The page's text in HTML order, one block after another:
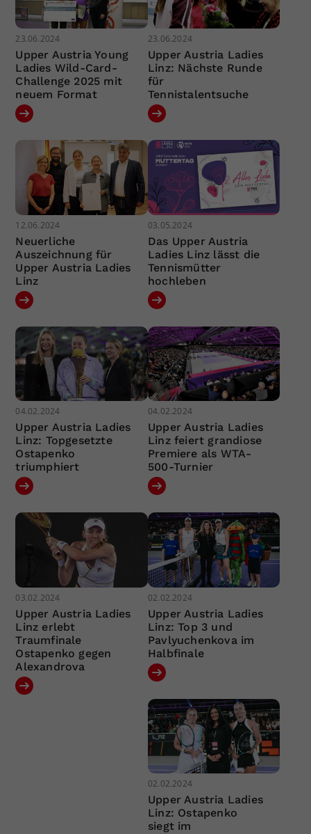
23.06.2024
Upper Austria Young
Ladies Wild-Card-
Challenge 2025 mit
neuem Format
23.06.2024
Upper Austria Ladies
Linz: Nächste Runde
für
Tennistalentsuche
12.06.2024
Neuerliche
Auszeichnung für
Upper Austria Ladies
Linz
03.05.2024
Das Upper Austria
Ladies Linz lässt die
Tennismütter
hochleben
04.02.2024
Upper Austria Ladies
Linz: Topgesetzte
Ostapenko
triumphiert
04.02.2024
Upper Austria Ladies
Linz feiert grandiose
Premiere als WTA-
500-Turnier
03.02.2024
Upper Austria Ladies
Linz erlebt
Traumfinale
Ostapenko gegen
Alexandrova
02.02.2024
Upper Austria Ladies
Linz: Top 3 und
Pavlyuchenkova im
Halbfinale
02.02.2024
Upper Austria Ladies
Linz: Ostapenko
siegt im